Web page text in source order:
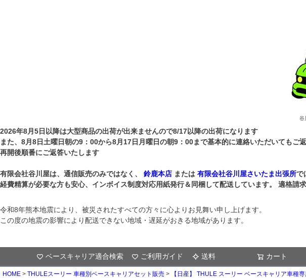
谷
2026年8月5日以降は大型商品の出荷が出来ませんので8/17以降の出荷になります
また、8月8日土曜日朝の9：00から8月17日月曜日の朝9：00まで基本的に連絡いただいてもご返
再開後順番にご返答いたします
有限会社谷川屋は、通信販売のみではなく、 鈴鹿本店 または 有限会社谷川屋さいたま出張所で
経費精算が必要な方も安心、インボイス制度対応用紙発行＆同梱して配送しています。 適格請
令和8年熊本地震により、被災されたすべての方々に心よりお見舞い申し上げます。
この度の地震の影響により配送できない地域・遅延がおきる地域があります。
ベースキャリア適合検索 ご利用ガイド 送料 カート
HOME THULEスーリー 車種別ベースキャリアセット販売 【日産】 THULE スーリー ベースキャリア車種